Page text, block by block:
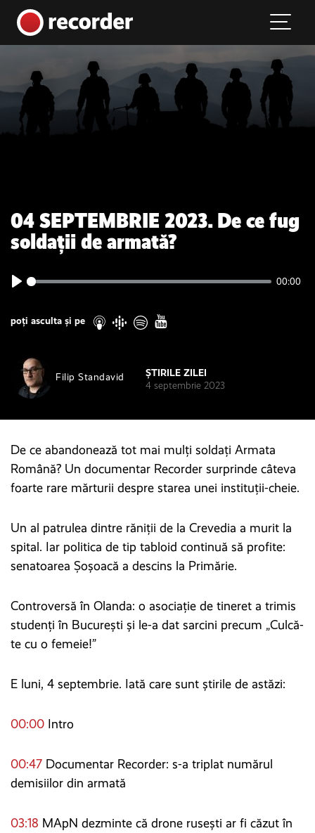
Skip to content
Main Navigation
04 SEPTEMBRIE 2023. De ce fug
soldații de armată?
00:00
poți asculta și pe
Filip Standavid
ȘTIRILE ZILEI
4 septembrie 2023
De ce abandonează tot mai mulți soldați Armata
Română? Un documentar Recorder surprinde câteva
foarte rare mărturii despre starea unei instituții-cheie.
Un al patrulea dintre răniții de la Crevedia a murit la
spital. Iar politica de tip tabloid continuă să profite:
senatoarea Șoșoacă a descins la Primărie.
Controversă în Olanda: o asociație de tineret a trimis
studenți în București și le-a dat sarcini precum „Culcă-
te cu o femeie!”
E luni, 4 septembrie. Iată care sunt știrile de astăzi:
00:00 Intro
00:47 Documentar Recorder: s-a triplat numărul
demisiilor din armată
03:18 MApN dezminte că drone rusești ar fi căzut în